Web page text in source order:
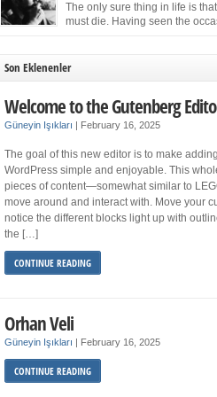
and still feel fatigued when your […]
The only sure thing in life is that
must die. Having seen the
the Cuban Revolution would succumb to that
Son Eklenenler
Welcome to the Gutenberg
Güneyin Işıkları February 16, 2025
The goal of this new editor is to make
WordPress simple and enjoyable. This
pieces of content—somewhat similar to
move around and interact with. Move your
notice the different blocks light up with
the […]
CONTINUE READING
Orhan Veli
Güneyin Işıkları February 16, 2025
CONTINUE READING